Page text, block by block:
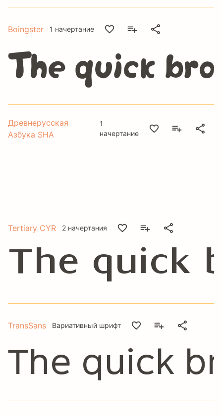
Boingster 1 начертание
The quick
Древнерусская
Азбука SHA
1
начертание
Tertiary CYR 2 начертания
The quick
TransSans Вариативный шрифт
The quick